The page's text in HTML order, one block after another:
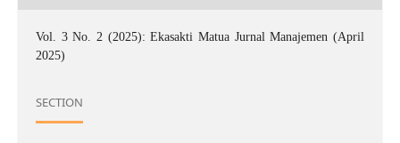
Vol. 3 No. 2 (2025): Ekasakti Matua Jurnal Manajemen (April
2025)
SECTION